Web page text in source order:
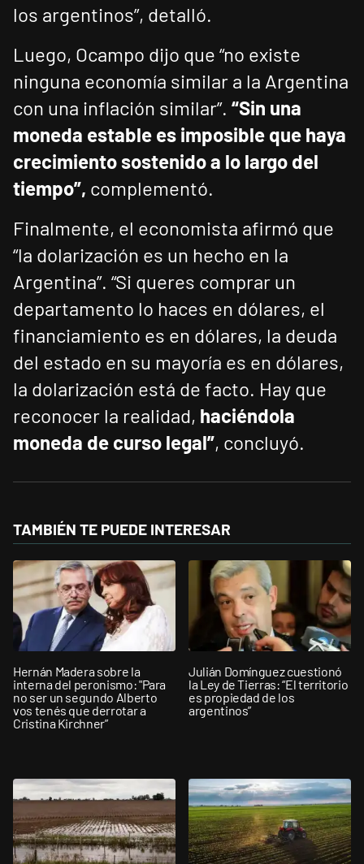
los argentinos”, detalló.
Luego, Ocampo dijo que “no existe
ninguna economía similar a la Argentina
con una inflación similar”. “Sin una
moneda estable es imposible que haya
crecimiento sostenido a lo largo del
tiempo”, complementó.
Finalmente, el economista afirmó que
“la dolarización es un hecho en la
Argentina”. “Si queres comprar un
departamento lo haces en dólares, el
financiamiento es en dólares, la deuda
del estado en su mayoría es en dólares,
la dolarización está de facto. Hay que
reconocer la realidad, haciéndola
moneda de curso legal”, concluyó.
TAMBIÉN TE PUEDE INTERESAR
Hernán Madera sobre la
interna del peronismo: "Para
no ser un segundo Alberto
vos tenés que derrotar a
Cristina Kirchner”
Julián Domínguez cuestionó
la Ley de Tierras: “El territorio
es propiedad de los
argentinos”